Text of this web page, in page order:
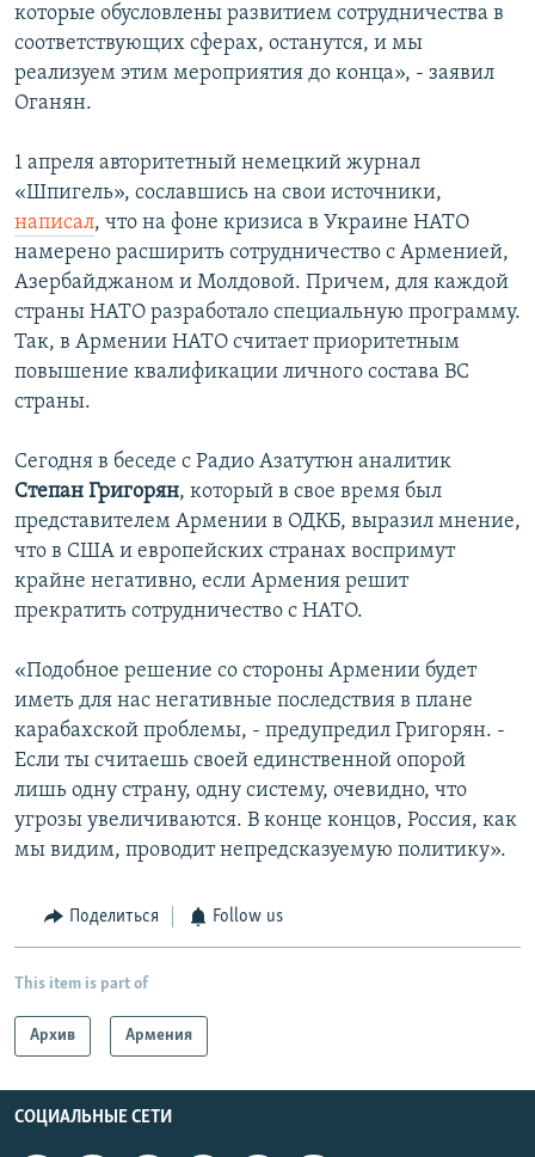
которые обусловлены развитием сотрудничества в
соответствующих сферах, останутся, и мы
реализуем этим мероприятия до конца», - заявил
Оганян.
1 апреля авторитетный немецкий журнал
«Шпигель», сославшись на свои источники,
написал, что на фоне кризиса в Украине НАТО
намерено расширить сотрудничество с Арменией,
Азербайджаном и Молдовой. Причем, для каждой
страны НАТО разработало специальную программу.
Так, в Армении НАТО считает приоритетным
повышение квалификации личного состава ВС
страны.
Сегодня в беседе с Радио Азатутюн аналитик
Степан Григорян, который в свое время был
представителем Армении в ОДКБ, выразил мнение,
что в США и европейских странах воспримут
крайне негативно, если Армения решит
прекратить сотрудничество с НАТО.
«Подобное решение со стороны Армении будет
иметь для нас негативные последствия в плане
карабахской проблемы, - предупредил Григорян. -
Если ты считаешь своей единственной опорой
лишь одну страну, одну систему, очевидно, что
угрозы увеличиваются. В конце концов, Россия, как
мы видим, проводит непредсказуемую политику».
Поделиться Follow us
This item is part of
Архив Армения
СОЦИАЛЬНЫЕ СЕТИ